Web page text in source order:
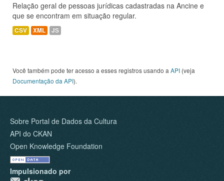
Relação geral de pessoas jurídicas cadastradas na Ancine e
que se encontram em situação regular.
CSV XML JS
Você também pode ter acesso a esses registros usando a API (veja
Documentação da API).
Sobre Portal de Dados da Cultura
API do CKAN
Open Knowledge Foundation
Impulsionado por